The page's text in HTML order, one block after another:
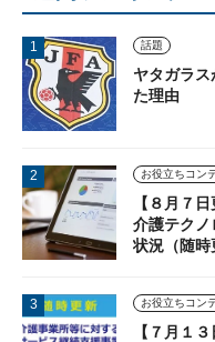
話題
ヤタガラ
た理由
【８月７
介護テク
状況（随時
【７月１